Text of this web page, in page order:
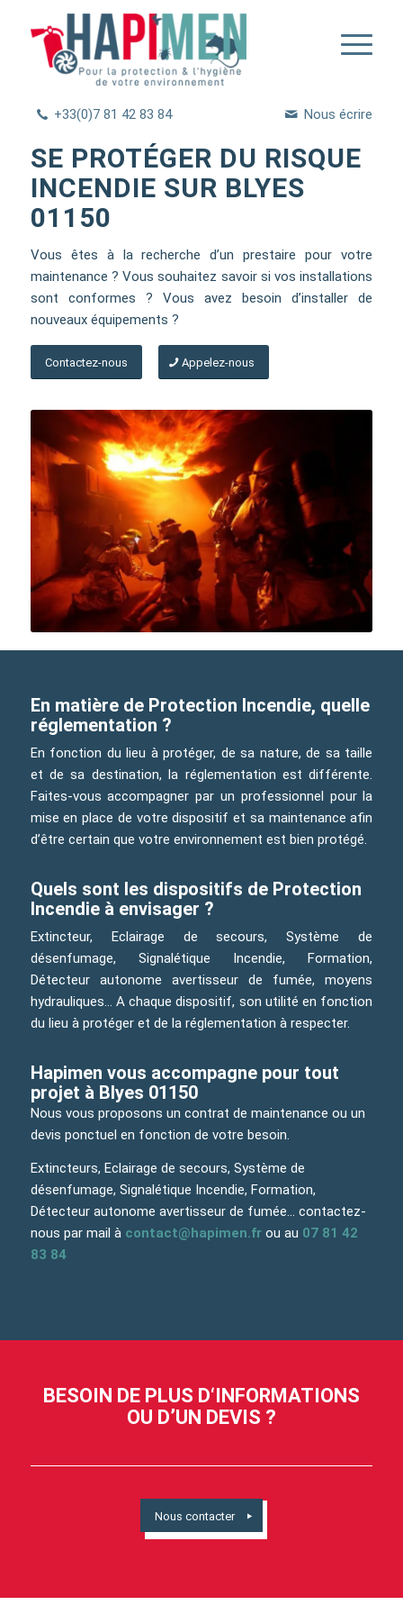
+33(0)7 81 42 83 84 Nous écrire
SE PROTÉGER DU RISQUE
INCENDIE SUR BLYES
01150
Vous êtes à la recherche d’un prestaire pour votre
maintenance ? Vous souhaitez savoir si vos installations
sont conformes ? Vous avez besoin d’installer de
nouveaux équipements ?
Contactez-nous Appelez-nous
En matière de Protection Incendie, quelle
réglementation ?
En fonction du lieu à protéger, de sa nature, de sa taille
et de sa destination, la réglementation est différente.
Faites-vous accompagner par un professionnel pour la
mise en place de votre dispositif et sa maintenance afin
d’être certain que votre environnement est bien protégé.
Quels sont les dispositifs de Protection
Incendie à envisager ?
Extincteur, Eclairage de secours, Système de
désenfumage, Signalétique Incendie, Formation,
Détecteur autonome avertisseur de fumée, moyens
hydrauliques… A chaque dispositif, son utilité en fonction
du lieu à protéger et de la réglementation à respecter.
Hapimen vous accompagne pour tout
projet à Blyes 01150
Nous vous proposons un contrat de maintenance ou un
devis ponctuel en fonction de votre besoin.
Extincteurs, Eclairage de secours, Système de
désenfumage, Signalétique Incendie, Formation,
Détecteur autonome avertisseur de fumée… contactez-
nous par mail à contact@hapimen.frou au 07 81 42
83 84
BESOIN DE PLUS D‘INFORMATIONS
OU D’UN DEVIS ?
Nous contacter